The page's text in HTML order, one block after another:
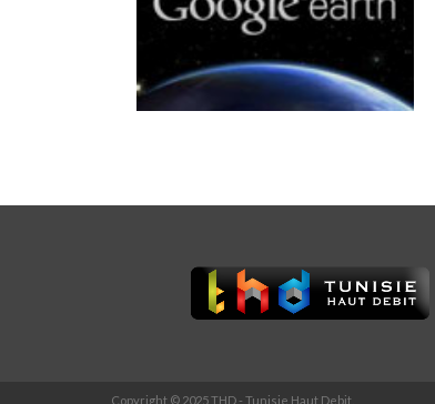
Copyright © 2025 THD - Tunisie Haut Debit.